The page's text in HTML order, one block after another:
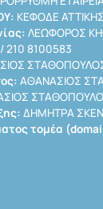
ΚΕΦΟΔΕ ΑΤΤΙΚΗΣ
ΛΕΩΦΟΡΟΣ
/ 210 8100583
ΑΘΑΝΑΣΙΟΣ
ΔΗΜΗΤΡΑ
τομέα